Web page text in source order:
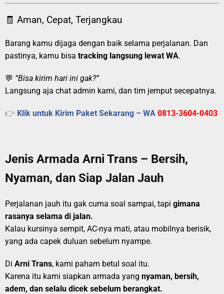
🧾 Aman, Cepat, Terjangkau
Barang kamu dijaga dengan baik selama perjalanan. Dan
pastinya, kamu bisa tracking langsung lewat WA.
💬 “Bisa kirim hari ini gak?”
Langsung aja chat admin kami, dan tim jemput secepatnya.
👉 Klik untuk Kirim Paket Sekarang – WA 0813-3604-0403
Jenis Armada Arni Trans – Bersih,
Nyaman, dan Siap Jalan Jauh
Perjalanan jauh itu gak cuma soal sampai, tapi gimana
rasanya selama di jalan.
Kalau kursinya sempit, AC-nya mati, atau mobilnya berisik,
yang ada capek duluan sebelum nyampe.
Di Arni Trans, kami paham betul soal itu.
Karena itu kami siapkan armada yang nyaman, bersih,
adem, dan selalu dicek sebelum berangkat.